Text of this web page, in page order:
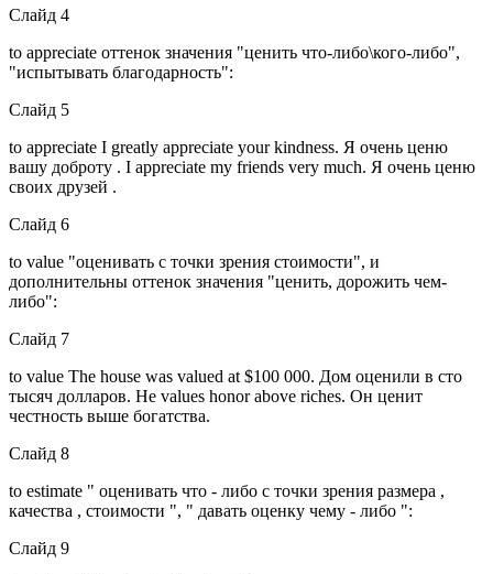
Слайд 4
to appreciate оттенок значения "ценить что-либо\кого-либо",
"испытывать благодарность":
Слайд 5
to appreciate I greatly appreciate your kindness. Я очень ценю
вашу доброту . I appreciate my friends very much. Я очень ценю
своих друзей .
Слайд 6
to value "оценивать с точки зрения стоимости", и
дополнительны оттенок значения "ценить, дорожить чем-
либо":
Слайд 7
to value The house was valued at $100 000. Дом оценили в сто
тысяч долларов. He values honor above riches. Он ценит
честность выше богатства.
Слайд 8
to estimate " оценивать что - либо с точки зрения размера ,
качества , стоимости ", " давать оценку чему - либо ":
Слайд 9